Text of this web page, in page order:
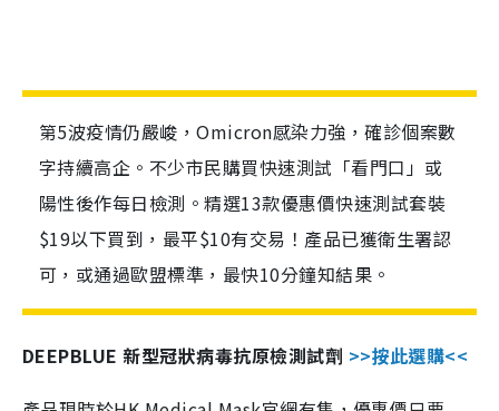
第5波疫情仍嚴峻，Omicron感染力強，確診個案數
字持續高企。不少市民購買快速測試「看門口」或
陽性後作每日檢測。精選13款優惠價快速測試套裝
$19以下買到，最平$10有交易！產品已獲衛生署認
可，或通過歐盟標準，最快10分鐘知結果。
DEEPBLUE 新型冠狀病毒抗原檢測試劑 >>按此選購<<